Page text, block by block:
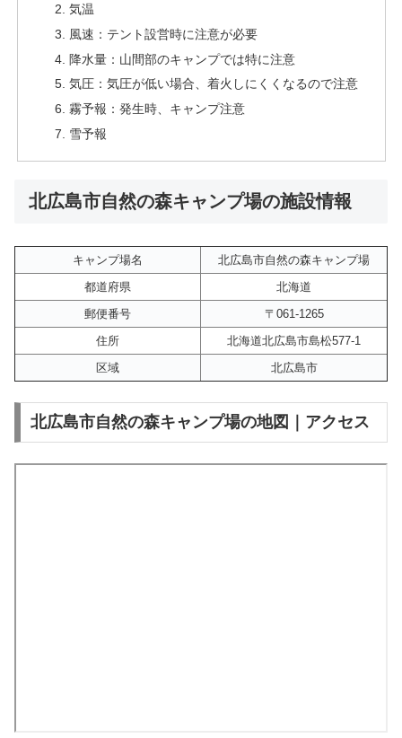
気温
風速：テント設営時に注意が必要
降水量：山間部のキャンプでは特に注意
気圧：気圧が低い場合、着火しにくくなるので注意
霧予報：発生時、キャンプ注意
雪予報
北広島市自然の森キャンプ場の施設情報
キャンプ場名
北広島市自然の森キャンプ場
都道府県
北海道
郵便番号
〒061-1265
住所
北海道北広島市島松577-1
区域
北広島市
北広島市自然の森キャンプ場の地図｜アクセス